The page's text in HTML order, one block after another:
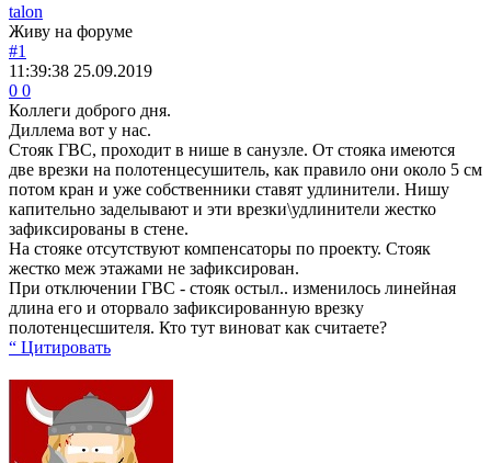
talon
Живу на форуме
#1
11:39:38 25.09.2019
0 0
Коллеги доброго дня.
Диллема вот у нас.
Стояк ГВС, проходит в нише в санузле. От стояка имеются
две врезки на полотенцесушитель, как правило они около 5 см
потом кран и уже собственники ставят удлинители. Нишу
капительно заделывают и эти врезки\удлинители жестко
зафиксированы в стене.
На стояке отсутствуют компенсаторы по проекту. Стояк
жестко меж этажами не зафиксирован.
При отключении ГВС - стояк остыл.. изменилось линейная
длина его и оторвало зафиксированную врезку
полотенцесшителя. Кто тут виноват как считаете?
“ Цитировать